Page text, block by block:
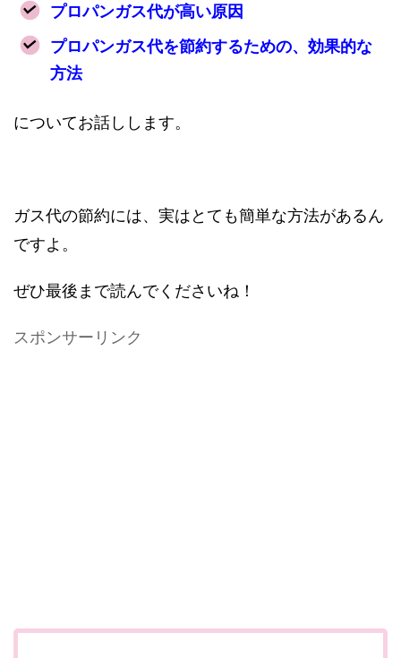
プロパンガス代が高い原因
プロパンガス代を節約するための、効果的な
方法
についてお話しします。
ガス代の節約には、実はとても簡単な方法があるん
ですよ。
ぜひ最後まで読んでくださいね！
スポンサーリンク